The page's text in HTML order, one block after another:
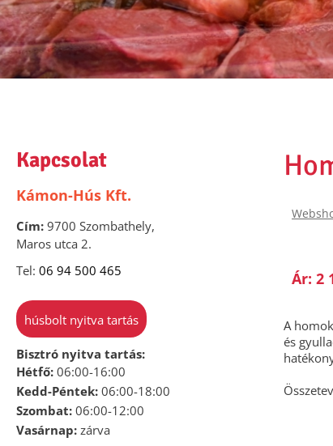
Kapcsolat
Kámon-Hús Kft.
Cím: 9700 Szombathely,
Maros utca 2.
Tel: 06 94 500 465
húsbolt nyitva tartás
Bisztró nyitva tartás:
Hétfő: 06:00-16:00
Kedd-Péntek: 06:00-18:00
Szombat: 06:00-12:00
Vasárnap: zárva
Ár: 2
A
és